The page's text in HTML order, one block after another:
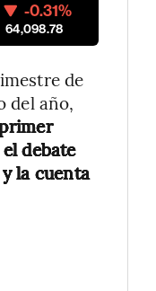
-0.31%
64,098.78
de
del año,
debate
la cuenta